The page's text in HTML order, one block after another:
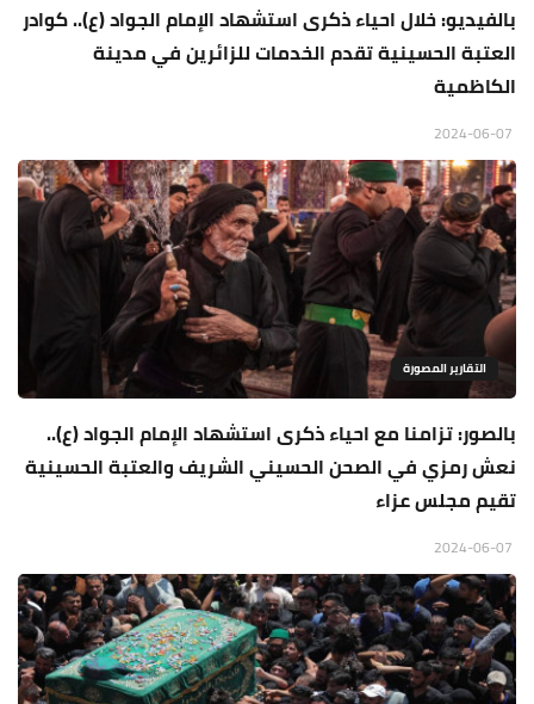
بالفيديو: خلال احياء ذكرى استشهاد الإمام الجواد (ع).. كوادر
العتبة الحسينية تقدم الخدمات للزائرين في مدينة
الكاظمية
التقارير المصورة
بالصور: تزامنا مع احياء ذكرى استشهاد الإمام الجواد (ع)..
نعش رمزي في الصحن الحسيني الشريف والعتبة الحسينية
تقيم مجلس عزاء